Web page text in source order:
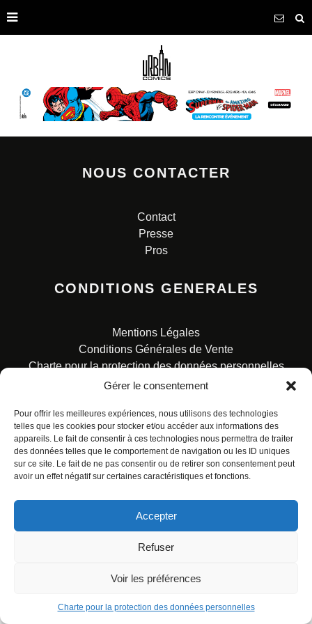
Gérer le consentement
Pour offrir les meilleures expériences, nous utilisons des technologies
telles que les cookies pour stocker et/ou accéder aux informations des
appareils. Le fait de consentir à ces technologies nous permettra de traiter
des données telles que le comportement de navigation ou les ID uniques
sur ce site. Le fait de ne pas consentir ou de retirer son consentement peut
avoir un effet négatif sur certaines caractéristiques et fonctions.
Accepter
Refuser
Voir les préférences
Charte pour la protection des données personnelles
NOUS CONTACTER
Contact
Presse
Pros
CONDITIONS GENERALES
Mentions Légales
Conditions Générales de Vente
Charte pour la protection des données personnelles
© ALL RIGHTS RESERVED. URBAN COMICS POUR LES
ÉDITIONS FRANÇAISES.